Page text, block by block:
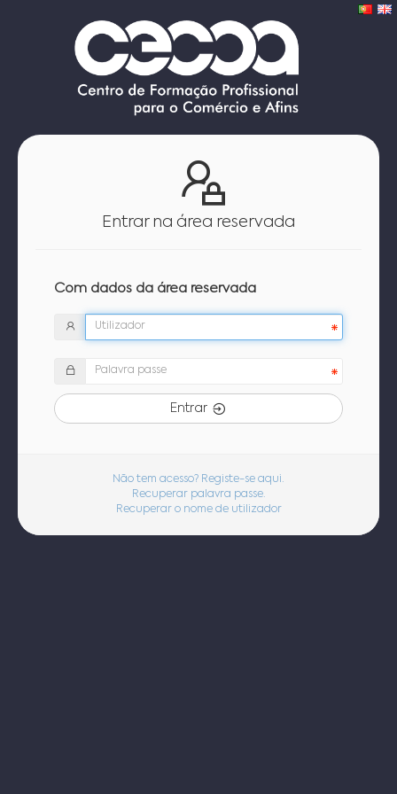
Entrar na área reservada
Com dados da área reservada
Entrar
Não tem acesso? Registe-se aqui.
Recuperar palavra passe.
Recuperar o nome de utilizador